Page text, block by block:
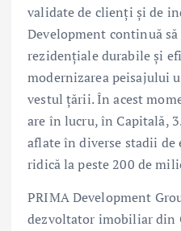
validate de clienți și de
Development continuă
rezidențiale durabile și
modernizarea peisajului
vestul țării. În acest
are în lucru, în Capitală,
aflate în diverse stadii de
ridică la peste 200 de
PRIMA Development
dezvoltator imobiliar din